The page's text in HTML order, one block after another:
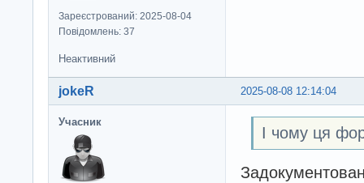
Зареєстрований: 2025-08-04
Повідомлень: 37
Неактивний
2025-08-08 12:14:04
jokeR
Учасник
І чому ця